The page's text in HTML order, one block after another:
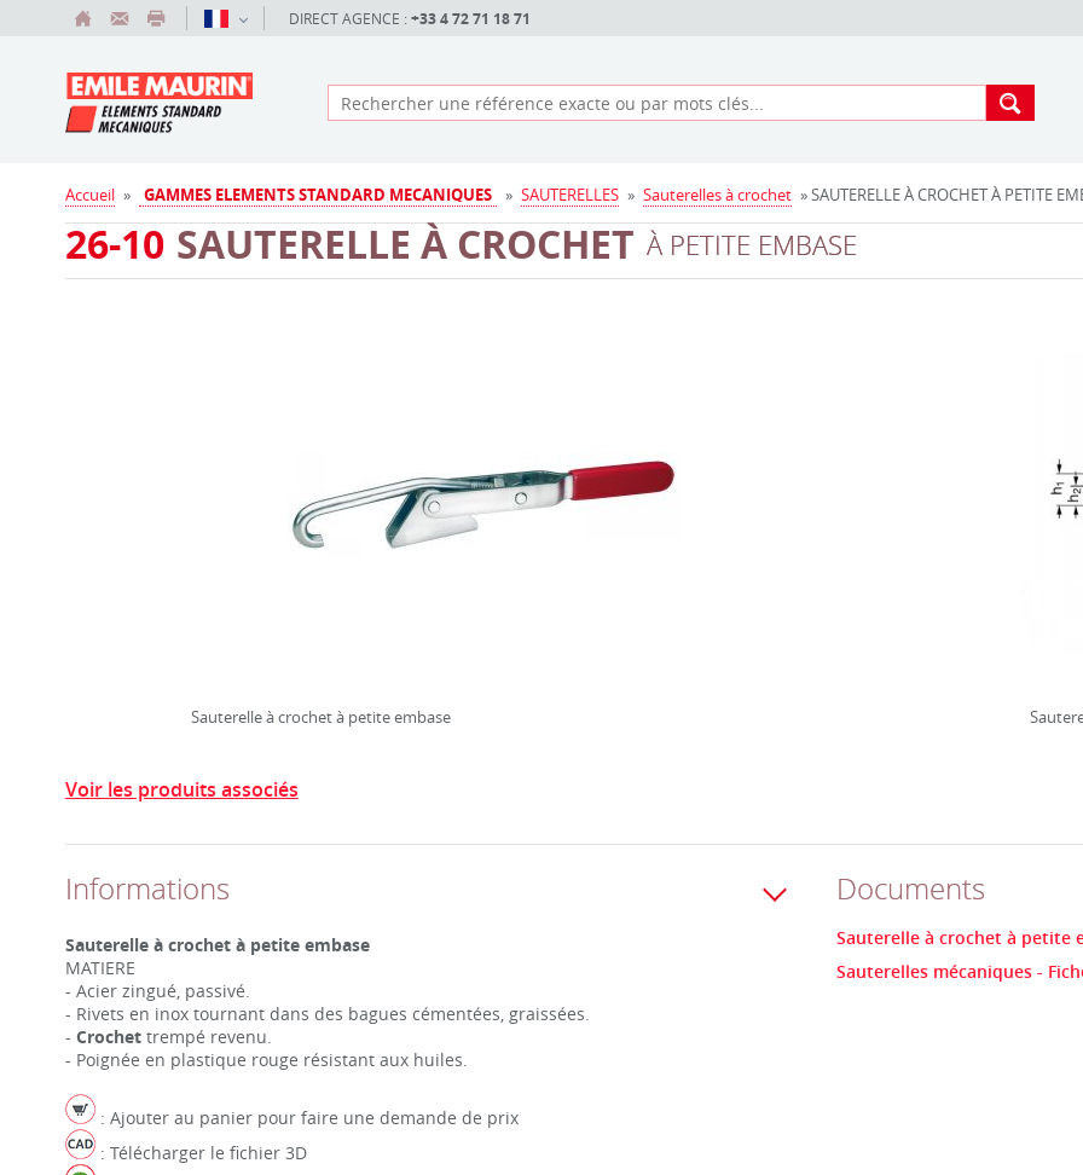
DIRECT AGENCE : +33 4 72 71 18 71
Accueil » GAMMES ELEMENTS STANDARD MECANIQUES » SAUTERELLES » Sauterelles à crochet » SAUTERELLE À CROCHET À PETITE
26-10 SAUTERELLE À CROCHET À PETITE EMBASE
Sauterelle à crochet à petite embase
Voir les produits associés
Informations
Sauterelle à crochet à petite embase
MATIERE
- Acier zingué, passivé.
- Rivets en inox tournant dans des bagues cémentées, graissées.
- Crochettrempé revenu.
- Poignée en plastique rouge résistant aux huiles.
: Ajouter au panier pour faire une demande de prix
: Télécharger le fichier 3D
Documents
Sauterelle à crochet à petite
Sauterelles mécaniques -